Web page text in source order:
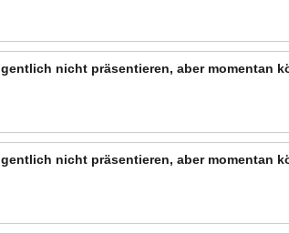
nicht präsentieren, aber momentan
nicht präsentieren, aber momentan